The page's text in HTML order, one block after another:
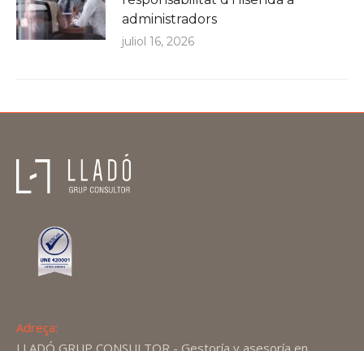
administradors
juliol 16, 2026
Adreça: